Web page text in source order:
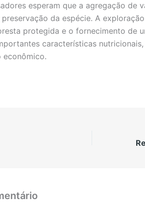
esperam que a agregação de
da espécie. A
protegida e o fornecimento de
características
econômico.